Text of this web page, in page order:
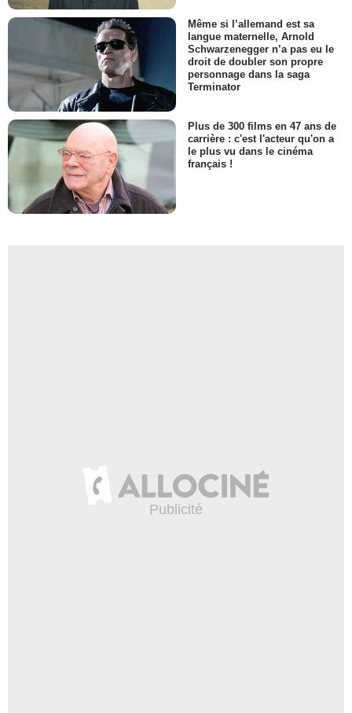
Même si l’allemand est sa
langue maternelle, Arnold
Schwarzenegger n’a pas eu le
droit de doubler son propre
personnage dans la saga
Terminator
Plus de 300 films en 47 ans de
carrière : c'est l'acteur qu'on a
le plus vu dans le cinéma
français !